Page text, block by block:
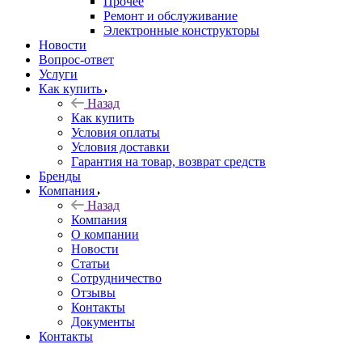
Ремонт и обслуживание
Электронные конструкторы
Новости
Вопрос-ответ
Услуги
Как купить
Назад
Как купить
Условия оплаты
Условия доставки
Гарантия на товар, возврат средств
Бренды
Компания
Назад
Компания
О компании
Новости
Статьи
Сотрудничество
Отзывы
Контакты
Документы
Контакты